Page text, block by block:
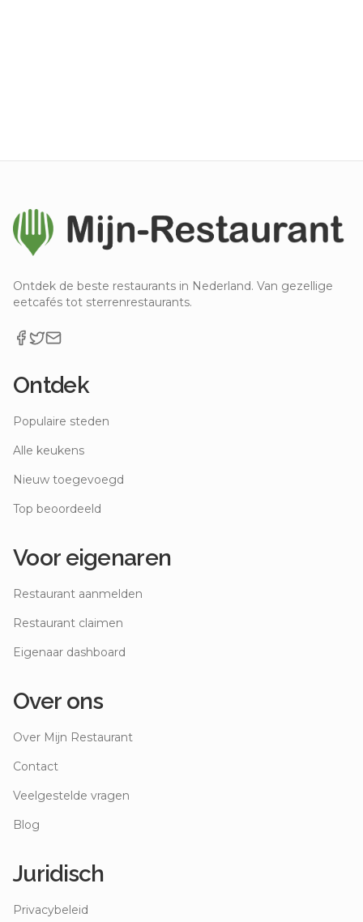
Ontdek de beste restaurants in Nederland. Van gezellige
eetcafés tot sterrenrestaurants.
Ontdek
Populaire steden
Alle keukens
Nieuw toegevoegd
Top beoordeeld
Voor eigenaren
Restaurant aanmelden
Restaurant claimen
Eigenaar dashboard
Over ons
Over Mijn Restaurant
Contact
Veelgestelde vragen
Blog
Juridisch
Privacybeleid